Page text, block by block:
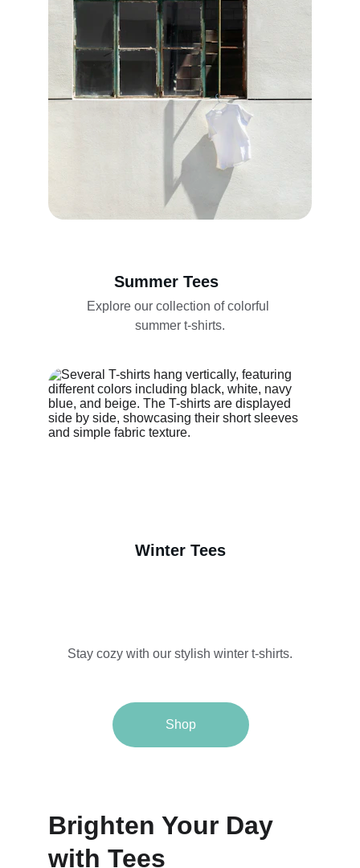
Summer Tees
Explore our collection of colorful
summer t-shirts.
Winter Tees
Stay cozy with our stylish winter t-shirts.
Shop
Brighten Your Day
with Tees